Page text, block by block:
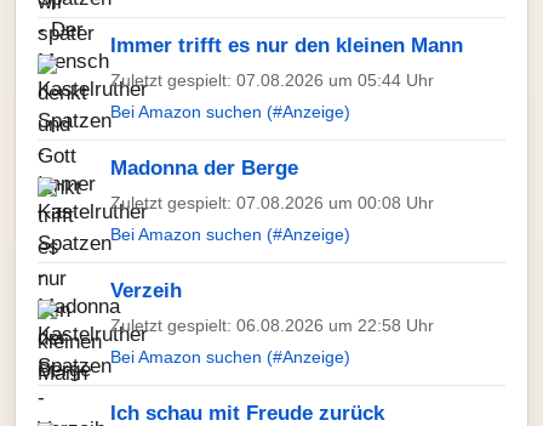
Immer trifft es nur den kleinen Mann
Zuletzt gespielt: 07.08.2026 um 05:44 Uhr
Bei Amazon suchen (#Anzeige)
Madonna der Berge
Zuletzt gespielt: 07.08.2026 um 00:08 Uhr
Bei Amazon suchen (#Anzeige)
Verzeih
Zuletzt gespielt: 06.08.2026 um 22:58 Uhr
Bei Amazon suchen (#Anzeige)
Ich schau mit Freude zurück